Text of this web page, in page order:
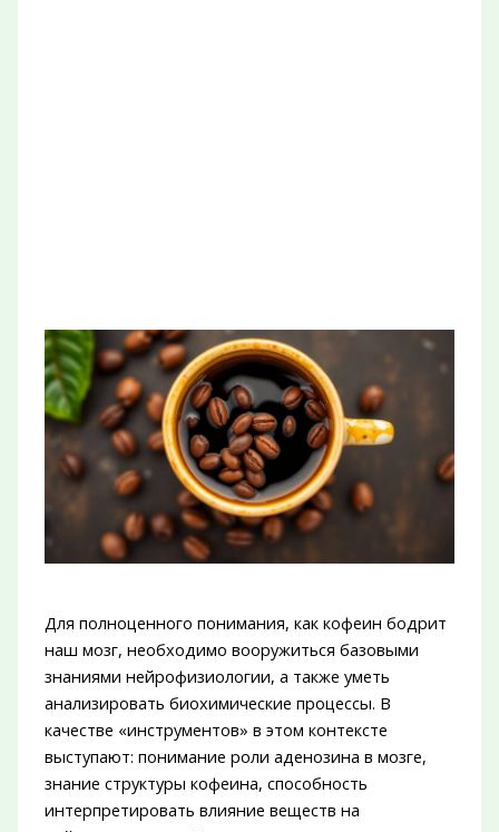
Для полноценного понимания, как кофеин бодрит
наш мозг, необходимо вооружиться базовыми
знаниями нейрофизиологии, а также уметь
анализировать биохимические процессы. В
качестве «инструментов» в этом контексте
выступают: понимание роли аденозина в мозге,
знание структуры кофеина, способность
интерпретировать влияние веществ на